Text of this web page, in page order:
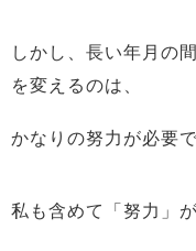
しかし、長い年月の
を変えるのは、
かなりの努力が必要で
私も含めて「努力」